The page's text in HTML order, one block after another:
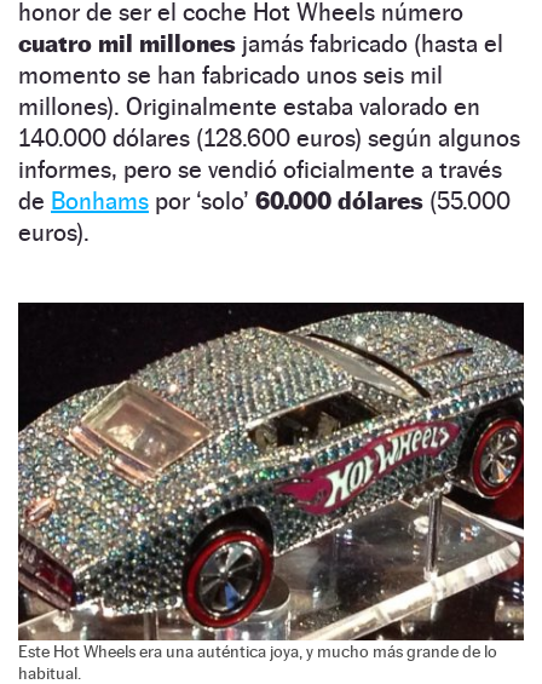
honor de ser el coche Hot Wheels número
cuatro mil millones jamás fabricado (hasta el
momento se han fabricado unos seis mil
millones). Originalmente estaba valorado en
140.000 dólares (128.600 euros) según algunos
informes, pero se vendió oficialmente a través
de Bonhams por ‘solo’ 60.000 dólares (55.000
euros).
Este Hot Wheels era una auténtica joya, y mucho más grande de lo
habitual.